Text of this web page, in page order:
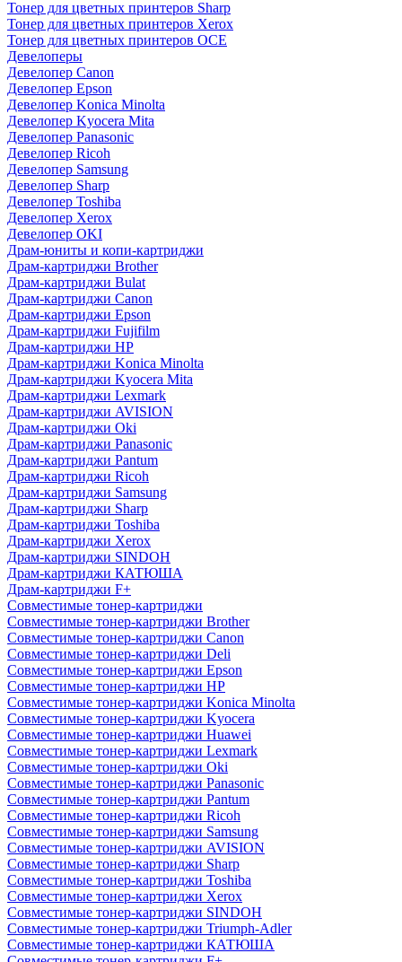
Тонер для цветных принтеров Sharp
Тонер для цветных принтеров Xerox
Тонер для цветных принтеров OCE
Девелоперы
Девелопер Canon
Девелопер Epson
Девелопер Konica Minolta
Девелопер Kyocera Mita
Девелопер Panasonic
Девелопер Ricoh
Девелопер Samsung
Девелопер Sharp
Девелопер Toshiba
Девелопер Xerox
Девелопер OKI
Драм-юниты и копи-картриджи
Драм-картриджи Brother
Драм-картриджи Bulat
Драм-картриджи Canon
Драм-картриджи Epson
Драм-картриджи Fujifilm
Драм-картриджи HP
Драм-картриджи Konica Minolta
Драм-картриджи Kyocera Mita
Драм-картриджи Lexmark
Драм-картриджи AVISION
Драм-картриджи Oki
Драм-картриджи Panasonic
Драм-картриджи Pantum
Драм-картриджи Ricoh
Драм-картриджи Samsung
Драм-картриджи Sharp
Драм-картриджи Toshiba
Драм-картриджи Xerox
Драм-картриджи SINDOH
Драм-картриджи КАТЮША
Драм-картриджи F+
Совместимые тонер-картриджи
Совместимые тонер-картриджи Brother
Совместимые тонер-картриджи Canon
Совместимые тонер-картриджи Deli
Совместимые тонер-картриджи Epson
Совместимые тонер-картриджи HP
Совместимые тонер-картриджи Konica Minolta
Совместимые тонер-картриджи Kyocera
Совместимые тонер-картриджи Huawei
Совместимые тонер-картриджи Lexmark
Совместимые тонер-картриджи Oki
Совместимые тонер-картриджи Panasonic
Совместимые тонер-картриджи Pantum
Совместимые тонер-картриджи Ricoh
Совместимые тонер-картриджи Samsung
Совместимые тонер-картриджи AVISION
Совместимые тонер-картриджи Sharp
Совместимые тонер-картриджи Toshiba
Совместимые тонер-картриджи Xerox
Совместимые тонер-картриджи SINDOH
Совместимые тонер-картриджи Triumph-Adler
Совместимые тонер-картриджи КАТЮША